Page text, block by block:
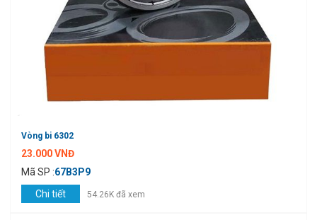
Vòng bi 6302
23.000 VNĐ
Mã SP :67B3P9
Chi tiết
54.26K đã xem